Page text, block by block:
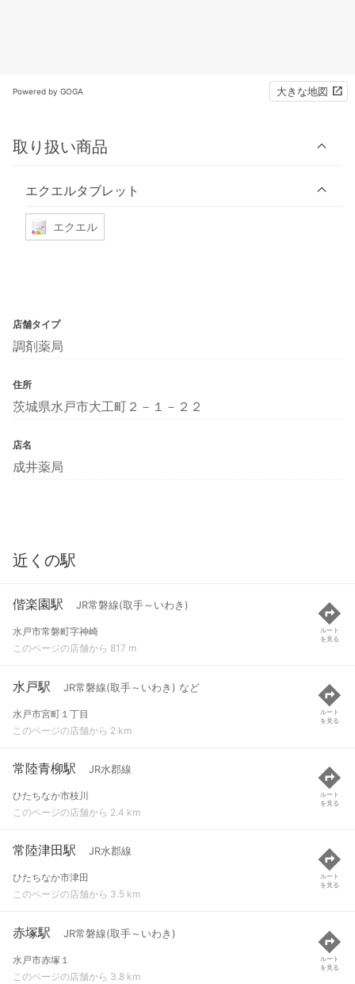
Powered by GOGA 大きな地図
取り扱い商品
エクエルタブレット
エクエル
店舗タイプ
調剤薬局
住所
茨城県水戸市大工町２－１－２２
店名
成井薬局
近くの駅
偕楽園駅 JR常磐線(取手～いわき)
水戸市常磐町字神崎
このページの店舗から 817 m
ルート
を見る
水戸駅 JR常磐線(取手～いわき) など
水戸市宮町１丁目
このページの店舗から 2 km
ルート
を見る
常陸青柳駅 JR水郡線
ひたちなか市枝川
このページの店舗から 2.4 km
ルート
を見る
常陸津田駅 JR水郡線
ひたちなか市津田
このページの店舗から 3.5 km
ルート
を見る
赤塚駅 JR常磐線(取手～いわき)
水戸市赤塚１
このページの店舗から 3.8 km
ルート
を見る